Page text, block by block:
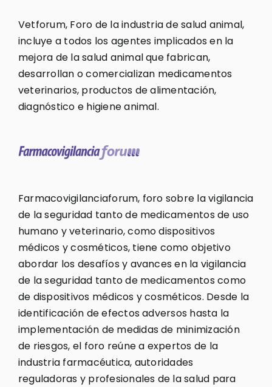
Vetforum, Foro de la industria de salud animal,
incluye a todos los agentes implicados en la
mejora de la salud animal que fabrican,
desarrollan o comercializan medicamentos
veterinarios, productos de alimentación,
diagnóstico e higiene animal.
Farmacovigilanciaforum, foro sobre la vigilancia
de la seguridad tanto de medicamentos de uso
humano y veterinario, como dispositivos
médicos y cosméticos, tiene como objetivo
abordar los desafíos y avances en la vigilancia
de la seguridad tanto de medicamentos como
de dispositivos médicos y cosméticos. Desde la
identificación de efectos adversos hasta la
implementación de medidas de minimización
de riesgos, el foro reúne a expertos de la
industria farmacéutica, autoridades
reguladoras y profesionales de la salud para